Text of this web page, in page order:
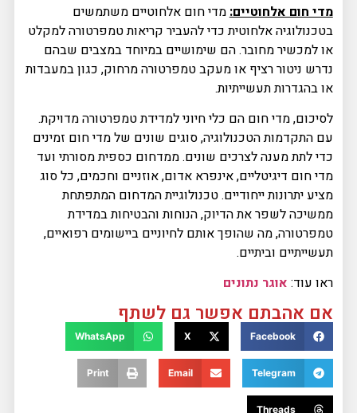
מדי חום אלחוטיים: מדי חום אלחוטיים משתמשים
בטכנולוגיה אלחוטית כדי להעביר קריאות טמפרטורה למקלט
או למכשיר מחובר. הם שימושיים במיוחד במצבים שבהם
נדרש ניטור רציף או מעקב טמפרטורה מרחוק, כגון במעבדות
או בהגדרות תעשייתיות.
לסיכום, מדי חום הם כלי חיוני למדידת טמפרטורה מדויקת.
עם התקדמות הטכנולוגיה, סוגים שונים של מדי חום זמינים
כדי לתת מענה לצרכים שונים. ממדחום כספית מסורתי ועד
מדי חום דיגיטליים, אינפרא אדום, אוזניים וחכמים, כל סוג
מציע יתרונות ייחודיים. טכנולוגיית המדחום המתפתחת
ממשיכה לשפר את הדיוק, הנוחות והבטיחות במדידת
טמפרטורה, מה שהופך אותם לחיוניים ביישומים רפואיים,
תעשייתיים וביתיים.
ראו עוד: אוגר נתונים
אם אהבתם אפשר גם לשתף
Facebook
X
WhatsApp
Telegram
Email
Print
Threads